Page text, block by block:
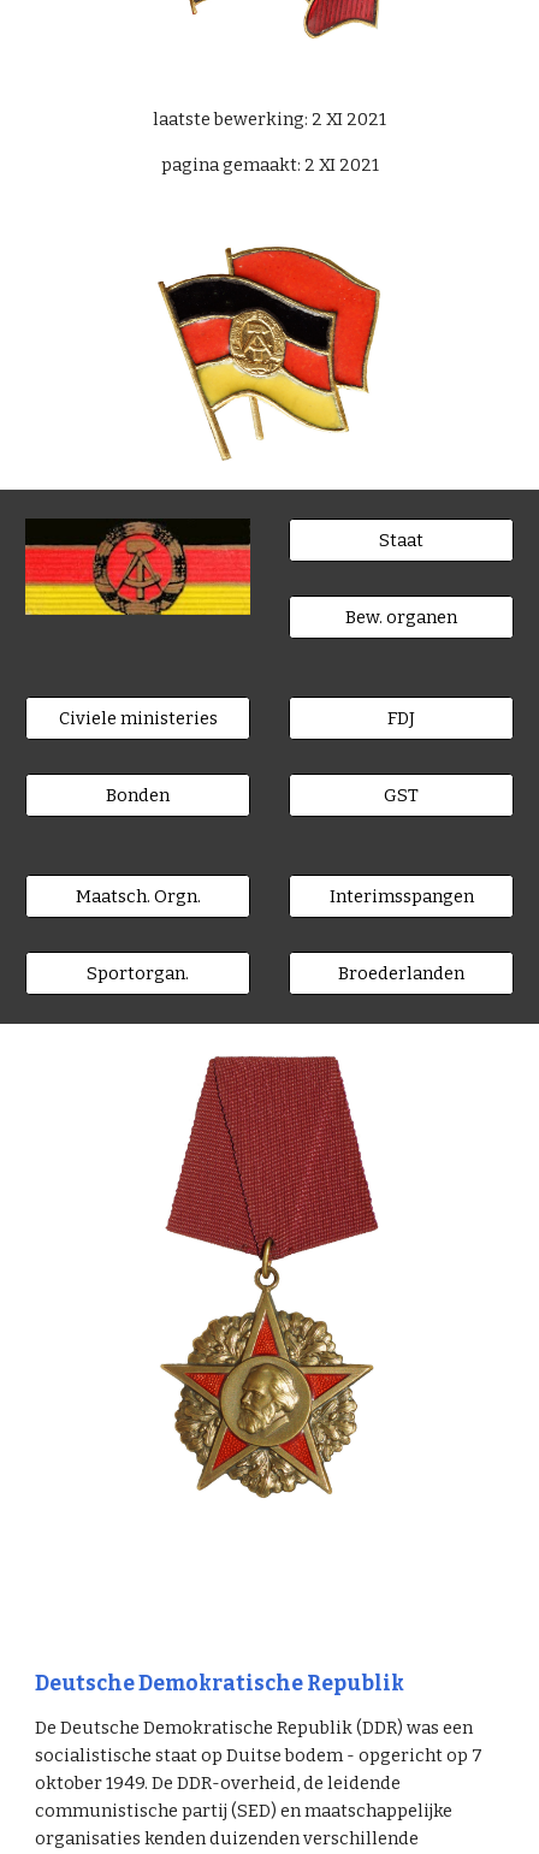
laatste bewerking: 2 XI 2021
pagina gemaakt: 2 XI 2021
Staat
Bew. organen
Civiele ministeries
Bonden
FDJ
GST
Maatsch. Orgn.
Sportorgan.
Interimsspangen
Broederlanden
Deutsche Demokratische Republik
De Deutsche Demokratische Republik (DDR) was een
socialistische staat op Duitse bodem - opgericht op 7
oktober 1949. De DDR-overheid, de leidende
communistische partij (SED) en maatschappelijke
organisaties kenden duizenden verschillende